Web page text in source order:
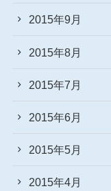
2015年9月
2015年8月
2015年7月
2015年6月
2015年5月
2015年4月